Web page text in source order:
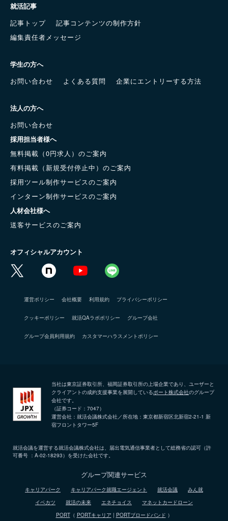
就活記事
記事トップ
記事コンテンツの制作方針
編集責任者メッセージ
学生の方へ
お問い合わせ
よくある質問 企業にエントリーする方法
法人の方へ
お問い合わせ
採用担当者様へ
無料掲載（0円求人）のご案内
有料掲載（新規受付停止中）のご案内
採用ツール制作サービスのご案内
インターン制作サービスのご案内
人材会社様へ
送客サービスのご案内
オフィシャルアカウント
運営ポリシー 会社概要 利用規約 プライバシーポリシー
クッキーポリシー 就活QAラボポリシー グループ会社
グループ会員利用規約 カスタマーハラスメントポリシー
当社は東京証券取引所、福岡証券取引所の上場企業であり、ユーザーと
クライアントの成約支援事業を展開しているポート株式会社のグループ
会社です。
（証券コード：7047）
運営会社：就活会議株式会社／所在地：東京都新宿区北新宿2-21-1 新
宿フロントタワー5F
就活会議を運営する就活会議株式会社は、届出電気通信事業者として総務省の認可（許
可番号 ：A-02-18293）を受けた会社です。